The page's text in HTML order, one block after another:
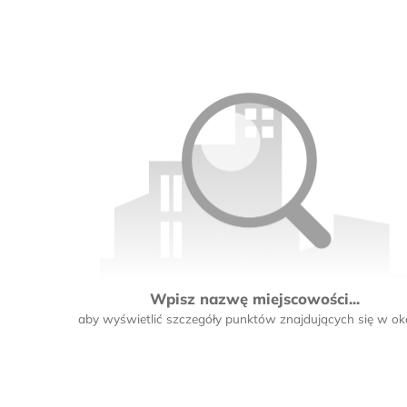
Wpisz nazwę miejscowości...
aby wyświetlić szczegóły punktów znajdujących się w